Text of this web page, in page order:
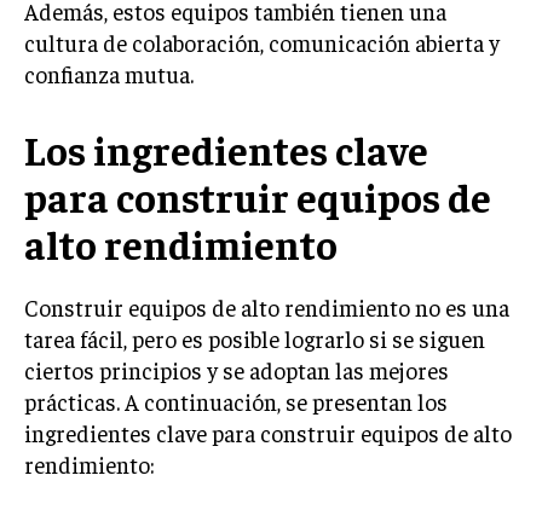
HABILIDADES DIRECTIVAS
EMPRENDIMIENTO
PLANIFICACIÓN EMPRESARIAL
FINANZAS
FINANZAS Y CONTABILIDAD
GESTIÓN DE RECURSOS FINANCIEROS
INVERSIONES Y MERCADOS FINANCIEROS
CONTABILIDAD EMPRESARIAL
ECONOMÍA EMPRESARIAL
INTERNACIONAL
NEGOCIOS INTERNACIONALES
Además, estos equipos también tienen una
cultura de colaboración, comunicación abierta y
confianza mutua.
Los ingredientes clave
para construir equipos de
alto rendimiento
Construir equipos de alto rendimiento no es una
tarea fácil, pero es posible lograrlo si se siguen
ciertos principios y se adoptan las mejores
prácticas. A continuación, se presentan los
ingredientes clave para construir equipos de alto
rendimiento: